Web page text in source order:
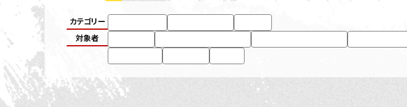
タグで絞り込む
カテゴリー
#キャンペーン
#試合 / イベント #その他
対象者
#SVリーグ
#群馬クレインサンダーズ #東京ヤクルトスワローズ #福岡ソフトバ
#小須田選手
#細谷選手 #JLOC